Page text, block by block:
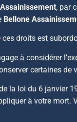
, par
Bellone
ces droits est
à considérer
certaines de
la loi du 6 janvier
à votre mort.